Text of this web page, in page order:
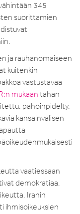
345
suorittamien
ja rauhanomaiseen
kuitenkin
vastustavaa
mukaan tähän
pahoinpidelty,
kansainvälisen
vaatiessaan
demokratiaa,
Iranin
ihmisoikeuksien